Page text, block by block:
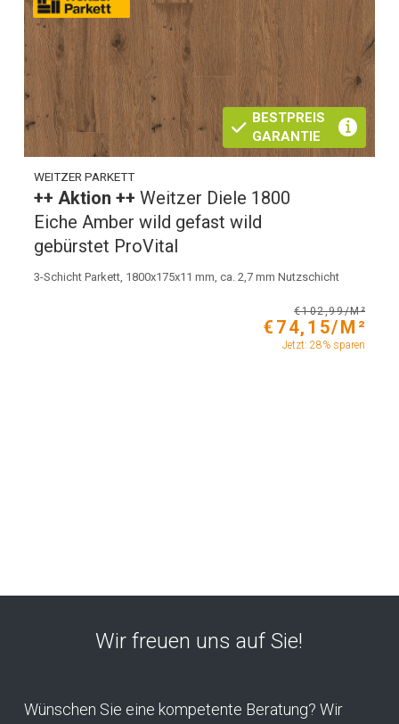
BESTPREIS
GARANTIE
WEITZER PARKETT
++ Aktion ++Weitzer Diele 1800
Eiche Amber wild gefast wild
gebürstet ProVital
3-Schicht Parkett, 1800x175x11 mm, ca. 2,7 mm Nutzschicht
€102,99/M²
€74,15/M²
Jetzt: 28% sparen
Wir freuen uns auf Sie!
Wünschen Sie eine kompetente Beratung? Wir